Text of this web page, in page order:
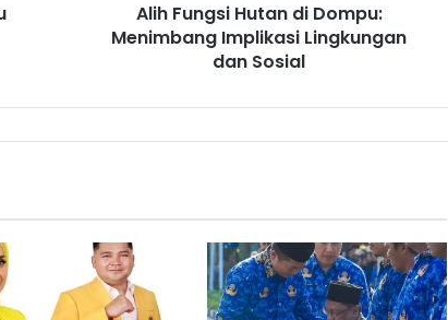
Alih Fungsi Hutan di Dompu:
Menimbang Implikasi Lingkungan
dan Sosial